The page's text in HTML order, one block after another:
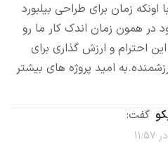
اونکه زمان برای طراحی بیلبورد
در همون زمان اندک کار ما رو
احترام و ارزش گذاری برای
امید پروژه های بیشتر
گفت: